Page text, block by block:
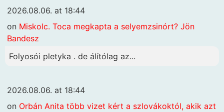
2026.08.06. at 18:44
on Miskolc. Toca megkapta a selyemzsinórt? Jön
Bandesz
Folyosói pletyka . de álítólag az...
2026.08.06. at 18:44
on Orbán Anita több vizet kért a szlovákoktól, akik azt